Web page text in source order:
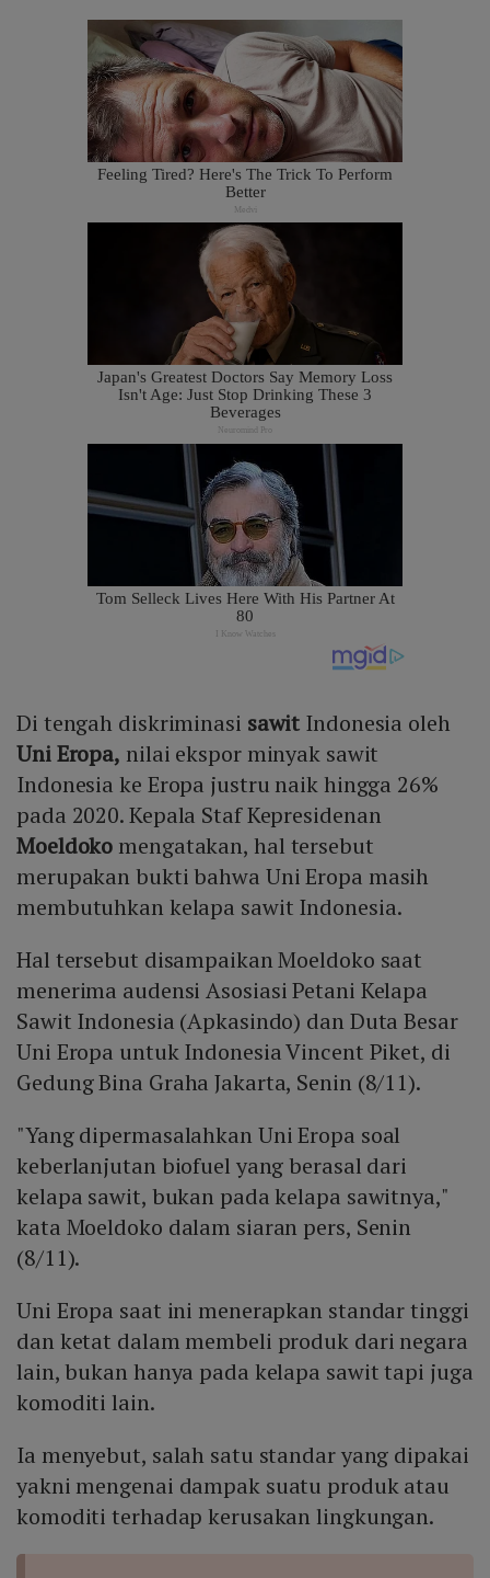
Di tengah diskriminasi sawit Indonesia oleh
Uni Eropa, nilai ekspor minyak sawit
Indonesia ke Eropa justru naik hingga 26%
pada 2020. Kepala Staf Kepresidenan
Moeldoko mengatakan, hal tersebut
merupakan bukti bahwa Uni Eropa masih
membutuhkan kelapa sawit Indonesia.
Hal tersebut disampaikan Moeldoko saat
menerima audensi Asosiasi Petani Kelapa
Sawit Indonesia (Apkasindo) dan Duta Besar
Uni Eropa untuk Indonesia Vincent Piket, di
Gedung Bina Graha Jakarta, Senin (8/11).
"Yang dipermasalahkan Uni Eropa soal
keberlanjutan biofuel yang berasal dari
kelapa sawit, bukan pada kelapa sawitnya,"
kata Moeldoko dalam siaran pers, Senin
(8/11).
Uni Eropa saat ini menerapkan standar tinggi
dan ketat dalam membeli produk dari negara
lain, bukan hanya pada kelapa sawit tapi juga
komoditi lain.
Ia menyebut, salah satu standar yang dipakai
yakni mengenai dampak suatu produk atau
komoditi terhadap kerusakan lingkungan.